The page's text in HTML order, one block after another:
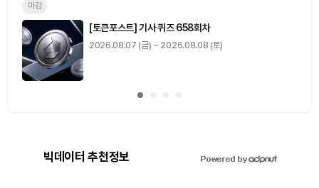
마감
[토큰포스트] 기사 퀴즈 658회차
2026.08.07 (금) ~ 2026.08.08 (토)
빅데이터 추천정보